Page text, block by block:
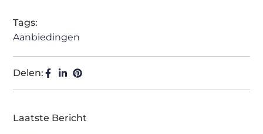
Tags:
Aanbiedingen
Delen:
Laatste Bericht